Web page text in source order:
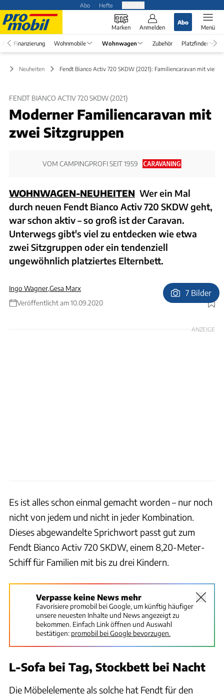
Abo Hefte
Marken Anmelden
Abo
Menü
Finanzierung Wohnmobile Wohnwagen Zubehör Platzfinder
Neuheiten Fendt Bianco Activ 720 SKDW (2021): Familiencaravan mit viel
FENDT BIANCO ACTIV 720 SKDW (2021)
Moderner Familiencaravan mit
zwei Sitzgruppen
VOM CAMPINGPROFI SEIT 1959
WOHNWAGEN-NEUHEITEN Wer ein Mal
durch neuen Fendt Bianco Activ 720 SKDW geht,
war schon aktiv – so groß ist der Caravan.
Unterwegs gibt's viel zu entdecken wie etwa
zwei Sitzgruppen oder ein tendenziell
ungewöhnlich platziertes Elternbett.
Ingo Wagner,Gesa Marx
Veröffentlicht am 10.09.2020
Foto: Andreas Becker
7 Bilder
ANZEIGE
Es ist alles schon einmal gemacht worden – nur noch
nicht von jedem und nicht in jeder Kombination.
Dieses abgewandelte Sprichwort passt gut zum
Fendt Bianco Activ 720 SKDW, einem 8,20-Meter-
Schiff für Familien mit bis zu drei Kindern.
Verpasse keine News mehr
Favorisiere promobil bei Google, um künftig häufiger
unsere neuesten Inhalte und News angezeigt zu
bekommen. Einfach Link öffnen und Auswahl
bestätigen: promobil bei Google bevorzugen.
L-Sofa bei Tag, Stockbett bei Nacht
Die Möbelelemente als solche hat Fendt für den